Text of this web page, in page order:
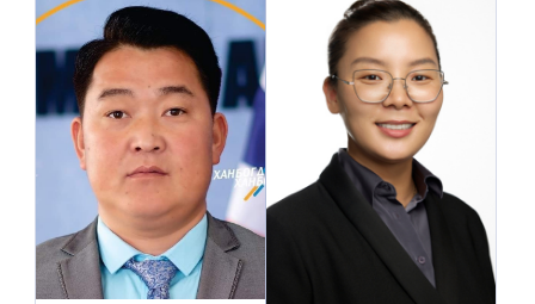
Жавхлант багийн Засаг
дарга
Орон нутгийн засаг
захиргааны төлөөлөл
Гурван талт зөвлөлийн
хараат бус нарийн бичиг